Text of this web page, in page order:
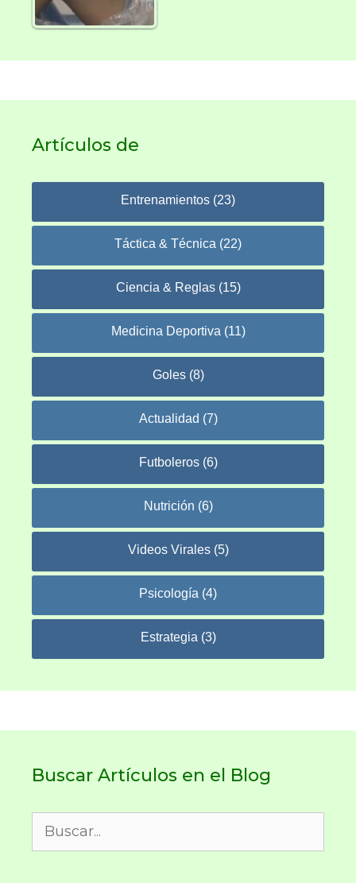
Artículos de
Entrenamientos (23)
Táctica & Técnica (22)
Ciencia & Reglas (15)
Medicina Deportiva (11)
Goles (8)
Actualidad (7)
Futboleros (6)
Nutrición (6)
Videos Virales (5)
Psicología (4)
Estrategia (3)
Buscar Artículos en el Blog
Buscar: